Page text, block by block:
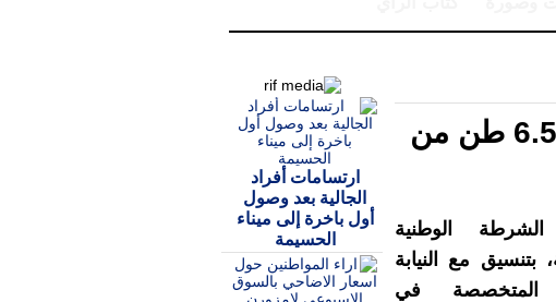
السلطات الإسبانية تعترض 6.5 طن من
الشرطة الوطنية
بتنسيق مع النيابة
المتخصصة في
ارتسامات أفراد
الجالية بعد وصول
أول باخرة إلى ميناء
الحسيمة